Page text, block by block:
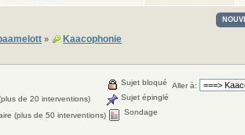
» Kaacophonie
Aller à:
de 20 interventions)
(plus de 50 interventions)
Sujet bloqué
Sujet épinglé
Sondage